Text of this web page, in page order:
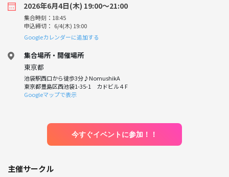
2026年6月4日(木) 19:00〜21:00
集合時刻：18:45
申込締切： 6/4(木) 19:00
Googleカレンダーに追加する
集合場所・開催場所
東京都
池袋駅西口から徒歩3分♪NomushikA
東京都豊島区西池袋1-35-1 カドビル４F
Googleマップで表示
今すぐイベントに参加！！
主催サークル